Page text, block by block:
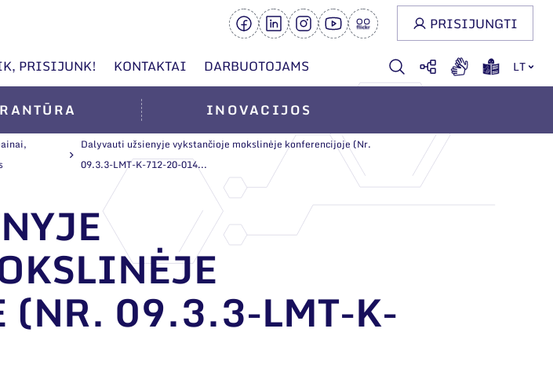
PRISIJUNK! KONTAKTAI DARBUOTOJAMS LT
PRISIJUNGTI
INOVACIJOS
Dalyvauti užsienyje vykstančioje mokslinėje konferencijoje (Nr.
09.3.3-LMT-K-712-20-014...
(NR. 09.3.3-LMT-K-